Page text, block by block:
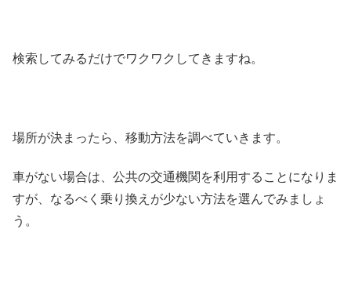
検索してみるだけでワクワクしてきますね。
場所が決まったら、移動方法を調べていきます。
車がない場合は、公共の交通機関を利用することになりま
すが、なるべく乗り換えが少ない方法を選んでみましょ
う。